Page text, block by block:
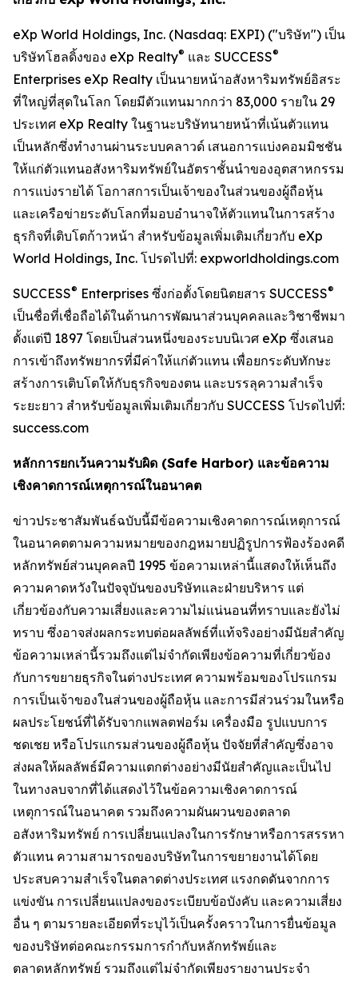
eXp World Holdings, Inc. (Nasdaq: EXPI) ("บริษัท") เป็น
บริษัทโฮลดิ้งของ eXp Realty® และ SUCCESS®
Enterprises eXp Realty เป็นนายหน้าอสังหาริมทรัพย์อิสระ
ที่ใหญ่ที่สุดในโลก โดยมีตัวแทนมากกว่า 83,000 รายใน 29
ประเทศ eXp Realty ในฐานะบริษัทนายหน้าที่เน้นตัวแทน
เป็นหลักซึ่งทำงานผ่านระบบคลาวด์ เสนอการแบ่งคอมมิชชัน
ให้แก่ตัวแทนอสังหาริมทรัพย์ในอัตราชั้นนำของอุตสาหกรรม
การแบ่งรายได้ โอกาสการเป็นเจ้าของในส่วนของผู้ถือหุ้น
และเครือข่ายระดับโลกที่มอบอำนาจให้ตัวแทนในการสร้าง
ธุรกิจที่เติบโตก้าวหน้า สำหรับข้อมูลเพิ่มเติมเกี่ยวกับ eXp
World Holdings, Inc. โปรดไปที่: expworldholdings.com
SUCCESS® Enterprises ซึ่งก่อตั้งโดยนิตยสาร SUCCESS®
เป็นชื่อที่เชื่อถือได้ในด้านการพัฒนาส่วนบุคคลและวิชาชีพมา
ตั้งแต่ปี 1897 โดยเป็นส่วนหนึ่งของระบบนิเวศ eXp ซึ่งเสนอ
การเข้าถึงทรัพยากรที่มีค่าให้แก่ตัวแทน เพื่อยกระดับทักษะ
สร้างการเติบโตให้กับธุรกิจของตน และบรรลุความสำเร็จ
ระยะยาว สำหรับข้อมูลเพิ่มเติมเกี่ยวกับ SUCCESS โปรดไปที่:
success.com
หลักการยกเว้นความรับผิด (Safe Harbor) และข้อความ
เชิงคาดการณ์เหตุการณ์ในอนาคต
ข่าวประชาสัมพันธ์ฉบับนี้มีข้อความเชิงคาดการณ์เหตุการณ์
ในอนาคตตามความหมายของกฎหมายปฏิรูปการฟ้องร้องคดี
หลักทรัพย์ส่วนบุคคลปี 1995 ข้อความเหล่านี้แสดงให้เห็นถึง
ความคาดหวังในปัจจุบันของบริษัทและฝ่ายบริหาร แต่
เกี่ยวข้องกับความเสี่ยงและความไม่แน่นอนที่ทราบและยังไม่
ทราบ ซึ่งอาจส่งผลกระทบต่อผลลัพธ์ที่แท้จริงอย่างมีนัยสำคัญ
ข้อความเหล่านี้รวมถึงแต่ไม่จำกัดเพียงข้อความที่เกี่ยวข้อง
กับการขยายธุรกิจในต่างประเทศ ความพร้อมของโปรแกรม
การเป็นเจ้าของในส่วนของผู้ถือหุ้น และการมีส่วนร่วมในหรือ
ผลประโยชน์ที่ได้รับจากแพลตฟอร์ม เครื่องมือ รูปแบบการ
ชดเชย หรือโปรแกรมส่วนของผู้ถือหุ้น ปัจจัยที่สำคัญซึ่งอาจ
ส่งผลให้ผลลัพธ์มีความแตกต่างอย่างมีนัยสำคัญและเป็นไป
ในทางลบจากที่ได้แสดงไว้ในข้อความเชิงคาดการณ์
เหตุการณ์ในอนาคต รวมถึงความผันผวนของตลาด
อสังหาริมทรัพย์ การเปลี่ยนแปลงในการรักษาหรือการสรรหา
ตัวแทน ความสามารถของบริษัทในการขยายงานได้โดย
ประสบความสำเร็จในตลาดต่างประเทศ แรงกดดันจากการ
แข่งขัน การเปลี่ยนแปลงของระเบียบข้อบังคับ และความเสี่ยง
อื่น ๆ ตามรายละเอียดที่ระบุไว้เป็นครั้งคราวในการยื่นข้อมูล
ของบริษัทต่อคณะกรรมการกำกับหลักทรัพย์และ
ตลาดหลักทรัพย์ รวมถึงแต่ไม่จำกัดเพียงรายงานประจำ